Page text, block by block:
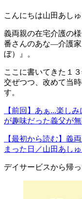
こんにちは山田あしゅ
義両親の在宅介護の
番さんのあな―介護
ぼ）』。
ここに書いてきた１
交ぜつつ、改めて当
す。
【前回】あぁ...楽し
が趣味だった義父が
【最初から読む】義
まった日／山田あし
デイサービスから帰っ